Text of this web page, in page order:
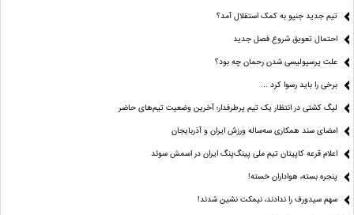
تیم جدید جنپو به کمک استقلال آمد؟
احتمال تعویق شروع فصل جدید
علت پرسپولیسی شدن رحمان چه بود؟
برخی را باید رسوا کرد …
لیگ کشتی در انتظار یک تیم پرطرفدار؛ آخرین وضعیت تیم‌های حاضر
امضای سند همکاری سه‌ساله ورزش ایران و آذربایجان
اعلام قرعه کاپیتان تیم ملی پینگ‌پنگ ایران در اسمش سوئد
پنجره بسته، هواداران خسته!
سهم سیدورف را ندادند، نیمکت نشین شدند!